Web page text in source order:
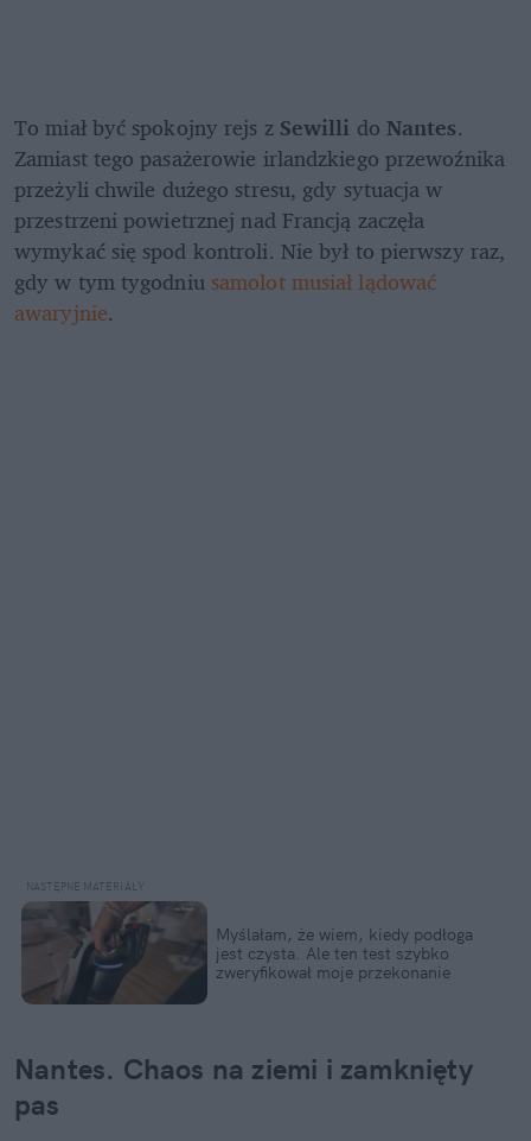
To miał być spokojny rejs z Sewilli do Nantes.
Zamiast tego pasażerowie irlandzkiego przewoźnika
przeżyli chwile dużego stresu, gdy sytuacja w
przestrzeni powietrznej nad Francją zaczęła
wymykać się spod kontroli. Nie był to pierwszy raz,
gdy w tym tygodniu samolot musiał lądować
awaryjnie.
Myślałam, że wiem, kiedy podłoga
jest czysta. Ale ten test szybko
zweryfikował moje przekonanie
Nantes. Chaos na ziemi i zamknięty
pas